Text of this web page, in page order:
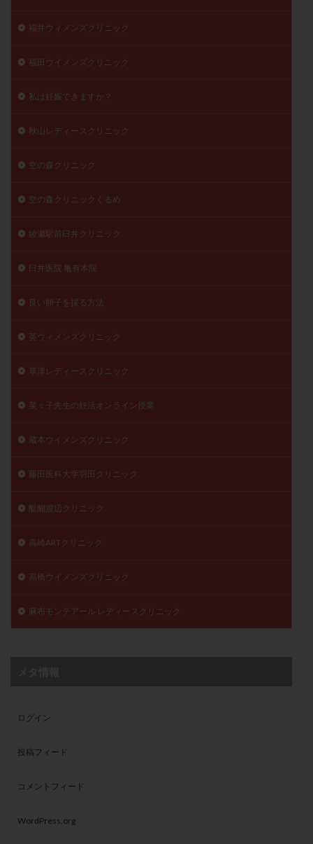
福井ウィメンズクリニック
福田ウイメンズクリニック
私は妊娠できますか？
秋山レディースクリニック
空の森クリニック
空の森クリニックくるめ
綾瀬駅前臼井クリニック
臼井医院 亀有本院
良い卵子を採る方法
英ウィメンズクリニック
草津レディースクリニック
菜々子先生の妊活オンライン授業
蔵本ウイメンズクリニック
藤田医科大学羽田クリニック
醍醐渡辺クリニック
高崎ARTクリニック
高橋ウイメンズクリニック
麻布モンテアール レディースクリニック
ログイン
投稿フィード
コメントフィード
WordPress.org